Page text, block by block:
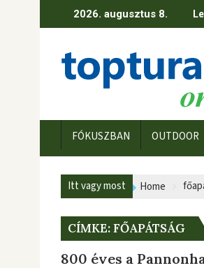
2026. augusztus 8.
FÓKUSZBAN OUTDOOR
Itt vagy most Home
CÍMKE:FŐAPÁTSÁG
800 éves a